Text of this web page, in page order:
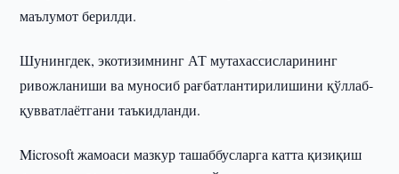
маълумот берилди.
Шунингдек, экотизимнинг АТ мутахассисларининг
ривожланиши ва муносиб рағбатлантирилишини қўллаб-
қувватлаётгани таъкидланди.
Microsoft жамоаси мазкур ташаббусларга катта қизиқиш